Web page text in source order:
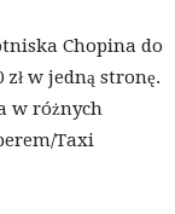
Chopina do
w jedną stronę.
w różnych
Taxi